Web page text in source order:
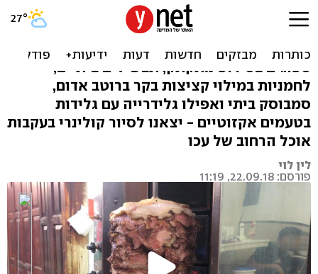
הכירו את אוכל הרחוב של עכו
לא רק חומוס ופלאפל: גם בקלאווה וממתקים
ספוגים בסירופ מתקתק, תבשילים ביתיים,
לחמניות במילוי קציצות בקר ברוטב אדום,
סמבוסק ביתי ואפילו גלידרייה עם גלידות
בטעמים אקזוטיים - יצאנו לסיור קולינרי בעקבות
אוכל הרחוב של עכו
לין לוי
פורסם: 22.09.18, 11:19